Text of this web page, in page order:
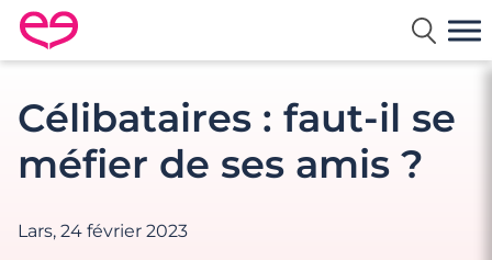
Rencontre en France avec Meetic
Célibataires : faut-il se
méfier de ses amis ?
Lars, 24 février 2023